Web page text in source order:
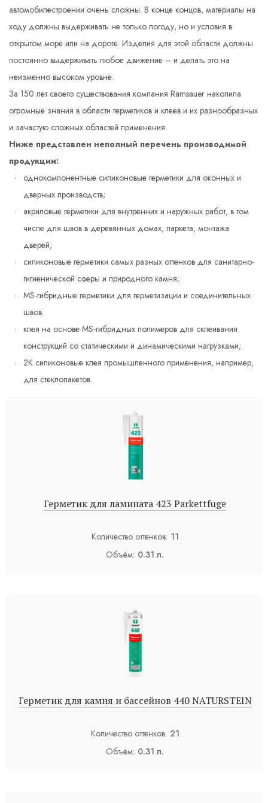
автомобилестроении очень сложны. В конце концов, материалы на
ходу должны выдерживать не только погоду, но и условия в
открытом море или на дороге. Изделия для этой области должны
постоянно выдерживать любое движение – и делать это на
неизменно высоком уровне.
За 150 лет своего существования компания Ramsauer накопила
огромные знания в области герметиков и клеев и их разнообразных
и зачастую сложных областей применения.
Ниже представлен неполный перечень производимой
продукции:
однокомпонентные силиконовые герметики для оконных и
дверных производств;
акриловые герметики для внутренних и наружных работ, в том
числе для швов в деревянных домах, паркета, монтажа
дверей;
силиконовые герметики самых разных оттенков для санитарно-
гигиенической сферы и природного камня;
MS-гибридные герметики для герметизации и соединительных
швов.
клея на основе MS-гибридных полимеров для склеивания
конструкций со статическими и динамическими нагрузками;
2К силиконовые клея промышленного применения, например,
для стеклопакетов.
Герметик для ламината 423 Parkettfuge
Количество оттенков: 11
Объём: 0.31 л.
Герметик для камня и бассейнов 440 NATURSTEIN
Количество оттенков: 21
Объём: 0.31 л.